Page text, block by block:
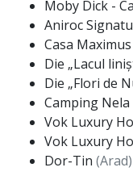
Moby Dick -
Aniroc
Casa Maximus
Die „Lacul
Die „Flori de
Camping
Vok Luxury
Vok Luxury
Dor-Tin (Arad)